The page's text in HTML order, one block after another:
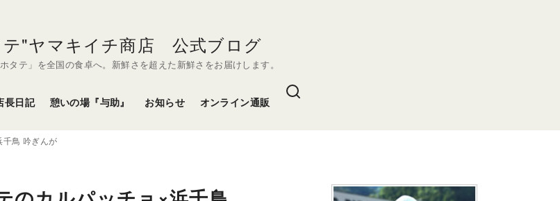
テ"ヤマキイチ商店 公式ブログ
タテ」を全国の食卓へ。新鮮さを超えた新鮮さをお届けします。
長日記 憩いの場『与助』 お知らせ オンライン通販
鳥 吟ぎんが